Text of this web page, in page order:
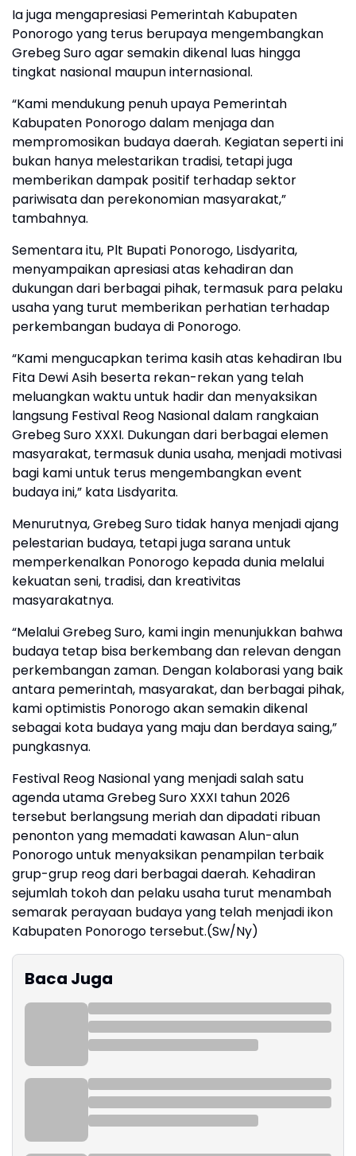
Ia juga mengapresiasi Pemerintah Kabupaten
Ponorogo yang terus berupaya mengembangkan
Grebeg Suro agar semakin dikenal luas hingga
tingkat nasional maupun internasional.
“Kami mendukung penuh upaya Pemerintah
Kabupaten Ponorogo dalam menjaga dan
mempromosikan budaya daerah. Kegiatan seperti ini
bukan hanya melestarikan tradisi, tetapi juga
memberikan dampak positif terhadap sektor
pariwisata dan perekonomian masyarakat,”
tambahnya.
Sementara itu, Plt Bupati Ponorogo, Lisdyarita,
menyampaikan apresiasi atas kehadiran dan
dukungan dari berbagai pihak, termasuk para pelaku
usaha yang turut memberikan perhatian terhadap
perkembangan budaya di Ponorogo.
“Kami mengucapkan terima kasih atas kehadiran Ibu
Fita Dewi Asih beserta rekan-rekan yang telah
meluangkan waktu untuk hadir dan menyaksikan
langsung Festival Reog Nasional dalam rangkaian
Grebeg Suro XXXI. Dukungan dari berbagai elemen
masyarakat, termasuk dunia usaha, menjadi motivasi
bagi kami untuk terus mengembangkan event
budaya ini,” kata Lisdyarita.
Menurutnya, Grebeg Suro tidak hanya menjadi ajang
pelestarian budaya, tetapi juga sarana untuk
memperkenalkan Ponorogo kepada dunia melalui
kekuatan seni, tradisi, dan kreativitas
masyarakatnya.
“Melalui Grebeg Suro, kami ingin menunjukkan bahwa
budaya tetap bisa berkembang dan relevan dengan
perkembangan zaman. Dengan kolaborasi yang baik
antara pemerintah, masyarakat, dan berbagai pihak,
kami optimistis Ponorogo akan semakin dikenal
sebagai kota budaya yang maju dan berdaya saing,”
pungkasnya.
Festival Reog Nasional yang menjadi salah satu
agenda utama Grebeg Suro XXXI tahun 2026
tersebut berlangsung meriah dan dipadati ribuan
penonton yang memadati kawasan Alun-alun
Ponorogo untuk menyaksikan penampilan terbaik
grup-grup reog dari berbagai daerah. Kehadiran
sejumlah tokoh dan pelaku usaha turut menambah
semarak perayaan budaya yang telah menjadi ikon
Kabupaten Ponorogo tersebut.(Sw/Ny)
Baca Juga